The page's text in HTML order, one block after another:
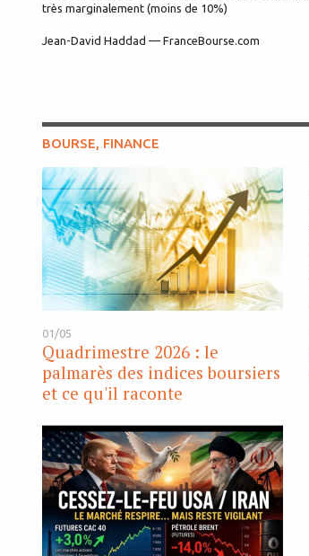
très marginalement (moins de 10%)
Jean-David Haddad — FranceBourse.com
BOURSE, FINANCE
01/05
Quadrimestre 2026 : le
palmarès des indices boursiers
et ce qu'il raconte